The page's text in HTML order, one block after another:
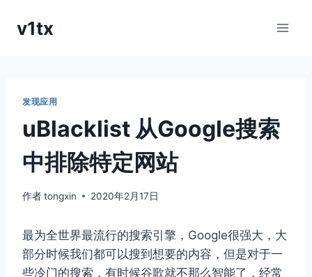
v1tx
发现应用
uBlacklist 从Google搜索
中排除特定网站
作者tongxin 2020年2月17日
最为全世界最流行的搜索引擎，Google很强大，大
部分时候我们都可以搜到想要的内容，但是对于一
些冷门的搜索，有时候谷歌就不那么智能了，经常